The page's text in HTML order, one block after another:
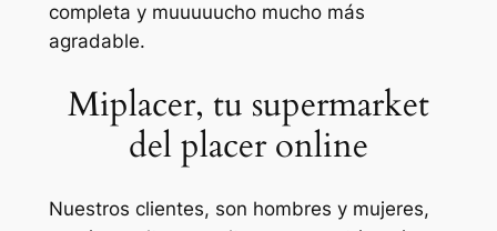
completa y muuuuucho mucho más
agradable.
Miplacer, tu supermarket
del placer online
Nuestros clientes, son hombres y mujeres,